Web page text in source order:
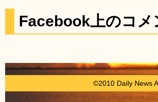
Facebook上のコメ
©2010 Daily News